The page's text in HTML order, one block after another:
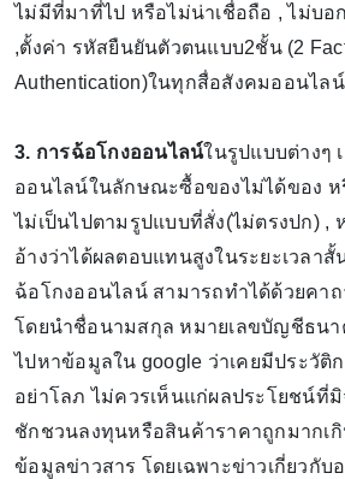
ไม่มีที่มาที่ไป หรือไม่น่าเชื่อถือ , ไม่บอ
,ตั้งค่า รหัสยืนยันตัวตนแบบ2ชั้น (2
Authentication)ในทุกสื่อสังคมออนไล
3. การฉ้อโกงออนไลน์ในรูปแบบต่างๆ
ออนไลน์ในลักษณะซื้อของไม่ได้ของ ห
ไม่เป็นไปตามรูปแบบที่สั่ง(ไม่ตรงปก) ,
อ้างว่าได้ผลตอบแทนสูงในระยะเวลา
ฉ้อโกงออนไลน์ สามารถทำได้ด้วยคาถ
โดยนำชื่อนามสกุล หมายเลขบัญชีธนา
ไปหาข้อมูลใน google ว่าเคยมีประวัติ
อย่าโลภ ไม่ควรเห็นแก่ผลประโยชน์ที่
ชักชวนลงทุนหรือสินค้าราคาถูกมากเกิ
ข้อมูลข่าวสาร โดยเฉพาะข่าวเกี่ยวกับ